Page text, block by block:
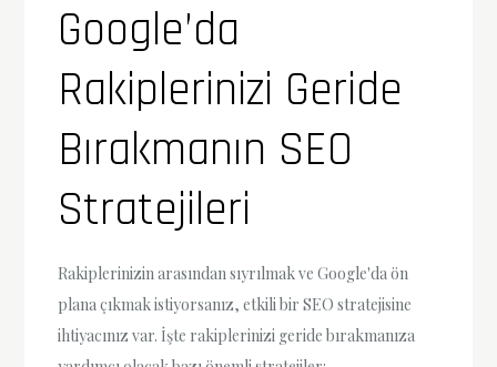
Google’da
Rakiplerinizi Geride
Bırakmanın SEO
Stratejileri
Rakiplerinizin arasından sıyrılmak ve Google'da ön
plana çıkmak istiyorsanız, etkili bir SEO stratejisine
ihtiyacınız var. İşte rakiplerinizi geride bırakmanıza